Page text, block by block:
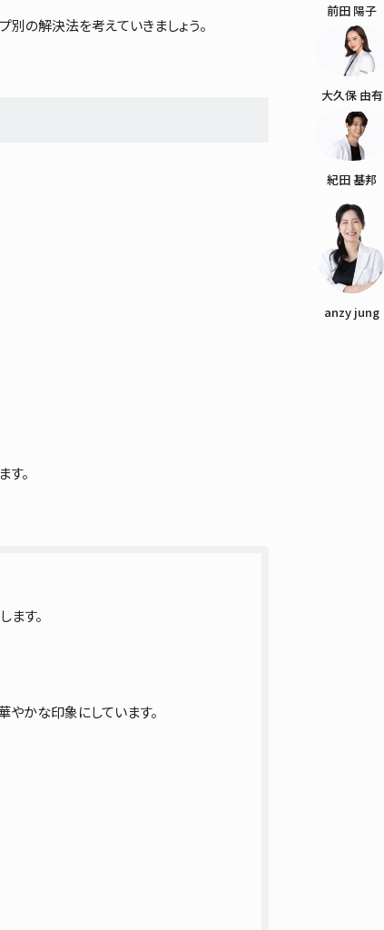
別の解決法を考えていきましょう。
。
ます。
やかな印象にしています。
前田 陽子
大久保 由有
紀田 基邦
anzy jung